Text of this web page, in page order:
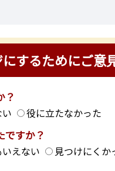
するためにご意
？
役に立たなかった
ですか？
えない 見つけにくか